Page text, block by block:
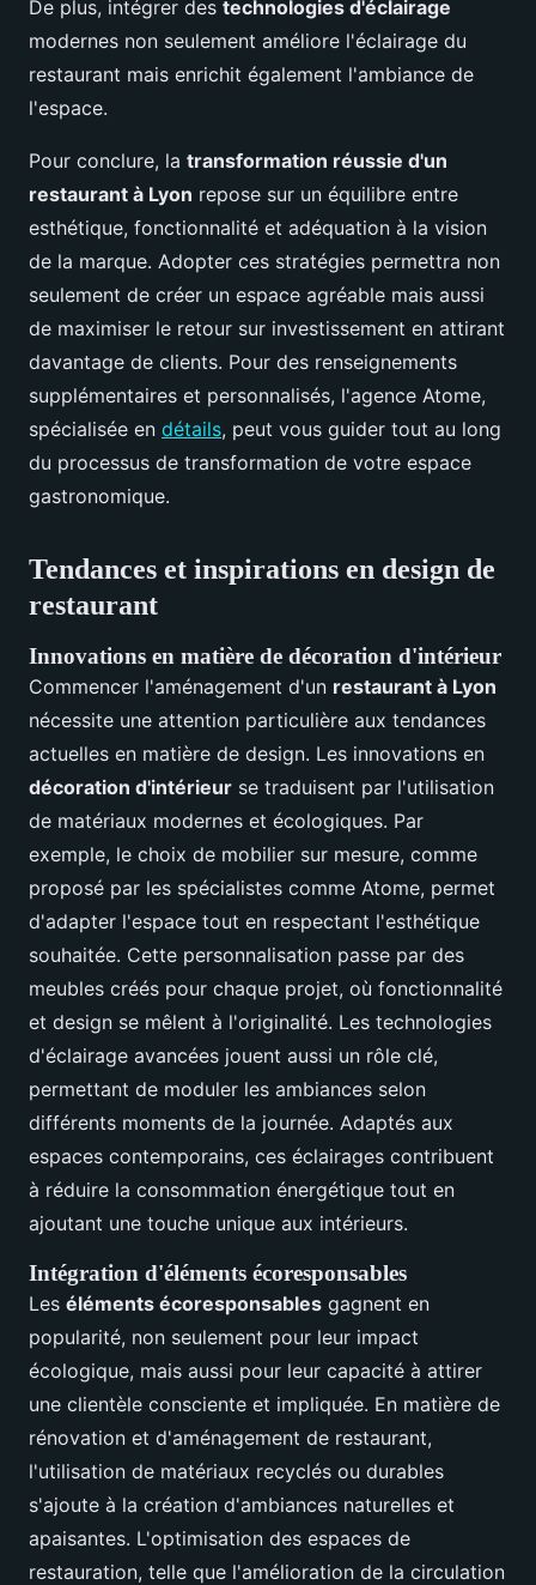
De plus, intégrer des technologies d'éclairage
modernes non seulement améliore l'éclairage du
restaurant mais enrichit également l'ambiance de
l'espace.
Pour conclure, la transformation réussie d'un
restaurant à Lyon repose sur un équilibre entre
esthétique, fonctionnalité et adéquation à la vision
de la marque. Adopter ces stratégies permettra non
seulement de créer un espace agréable mais aussi
de maximiser le retour sur investissement en attirant
davantage de clients. Pour des renseignements
supplémentaires et personnalisés, l'agence Atome,
spécialisée en détails, peut vous guider tout au long
du processus de transformation de votre espace
gastronomique.
Tendances et inspirations en design de
restaurant
Innovations en matière de décoration d'intérieur
Commencer l'aménagement d'un restaurant à Lyon
nécessite une attention particulière aux tendances
actuelles en matière de design. Les innovations en
décoration d'intérieur se traduisent par l'utilisation
de matériaux modernes et écologiques. Par
exemple, le choix de mobilier sur mesure, comme
proposé par les spécialistes comme Atome, permet
d'adapter l'espace tout en respectant l'esthétique
souhaitée. Cette personnalisation passe par des
meubles créés pour chaque projet, où fonctionnalité
et design se mêlent à l'originalité. Les technologies
d'éclairage avancées jouent aussi un rôle clé,
permettant de moduler les ambiances selon
différents moments de la journée. Adaptés aux
espaces contemporains, ces éclairages contribuent
à réduire la consommation énergétique tout en
ajoutant une touche unique aux intérieurs.
Intégration d'éléments écoresponsables
Les éléments écoresponsables gagnent en
popularité, non seulement pour leur impact
écologique, mais aussi pour leur capacité à attirer
une clientèle consciente et impliquée. En matière de
rénovation et d'aménagement de restaurant,
l'utilisation de matériaux recyclés ou durables
s'ajoute à la création d'ambiances naturelles et
apaisantes. L'optimisation des espaces de
restauration, telle que l'amélioration de la circulation